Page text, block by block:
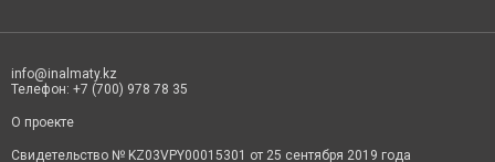
info@inalmaty.kz
Телефон: +7 (700) 978 78 35
О проекте
Свидетельство № KZ03VPY00015301 от 25 сентября 2019 года